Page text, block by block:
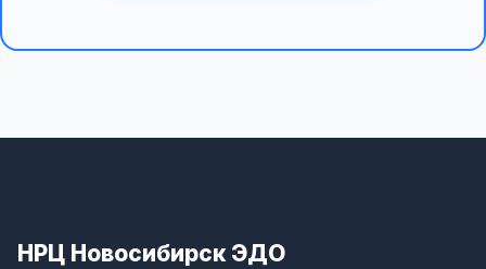
НРЦ Новосибирск ЭДО